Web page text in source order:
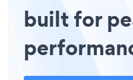
built for